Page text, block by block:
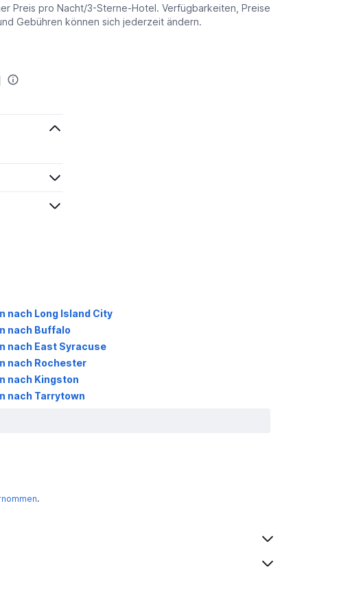
Preis pro Nacht/3-Sterne-Hotel. Verfügbarkeiten, Preise
Gebühren können sich jederzeit ändern.
nach Long Island City
nach Buffalo
nach East Syracuse
nach Rochester
nach Kingston
nach Tarrytown
.